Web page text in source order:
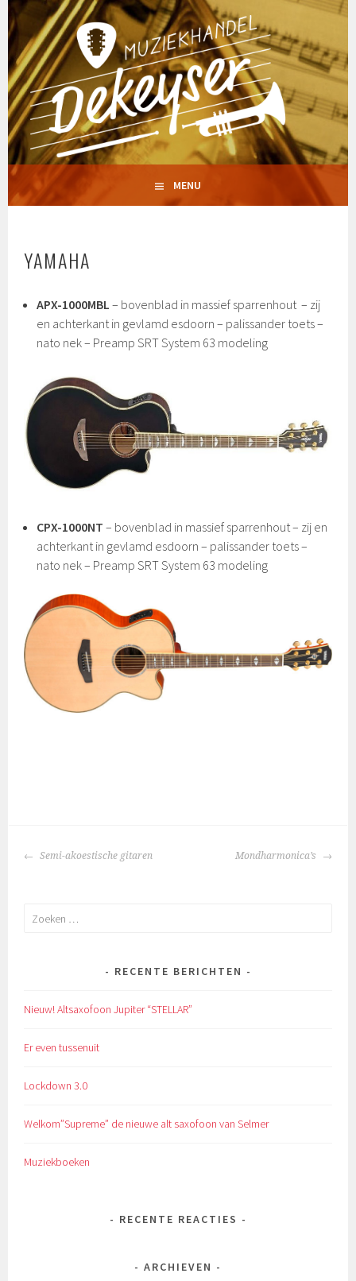
Spring
naar
inhoud
DEKEYSERMUSIC
MUZIEKHANDEL
MENU
YAMAHA
APX-1000MBL– bovenblad in massief sparrenhout – zij
en achterkant in gevlamd esdoorn – palissander toets –
nato nek – Preamp SRT System 63 modeling
CPX-1000NT– bovenblad in massief sparrenhout – zij en
achterkant in gevlamd esdoorn – palissander toets –
nato nek – Preamp SRT System 63 modeling
BERICHTNAVIGATIE
Semi-akoestische gitaren Mondharmonica’s
Zoeken
RECENTE BERICHTEN
Nieuw! Altsaxofoon Jupiter “STELLAR”
Er even tussenuit
Lockdown 3.0
Welkom”Supreme” de nieuwe alt saxofoon van Selmer
Muziekboeken
RECENTE REACTIES
ARCHIEVEN